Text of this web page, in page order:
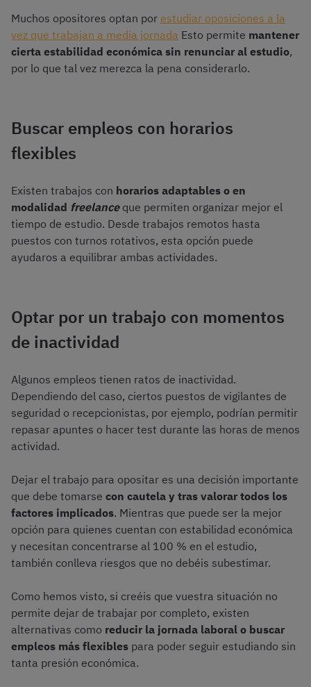
Muchos opositores optan por estudiar oposiciones a la
vez que trabajan a media jornada Esto permite mantener
cierta estabilidad económica sin renunciar al estudio,
por lo que tal vez merezca la pena considerarlo.
Buscar empleos con horarios
flexibles
Existen trabajos con horarios adaptables o en
modalidad freelance que permiten organizar mejor el
tiempo de estudio. Desde trabajos remotos hasta
puestos con turnos rotativos, esta opción puede
ayudaros a equilibrar ambas actividades.
Optar por un trabajo con momentos
de inactividad
Algunos empleos tienen ratos de inactividad.
Dependiendo del caso, ciertos puestos de vigilantes de
seguridad o recepcionistas, por ejemplo, podrían permitir
repasar apuntes o hacer test durante las horas de menos
actividad.
Dejar el trabajo para opositar es una decisión importante
que debe tomarse con cautela y tras valorar todos los
factores implicados. Mientras que puede ser la mejor
opción para quienes cuentan con estabilidad económica
y necesitan concentrarse al 100 % en el estudio,
también conlleva riesgos que no debéis subestimar.
Como hemos visto, si creéis que vuestra situación no
permite dejar de trabajar por completo, existen
alternativas como reducir la jornada laboral o buscar
empleos más flexibles para poder seguir estudiando sin
tanta presión económica.